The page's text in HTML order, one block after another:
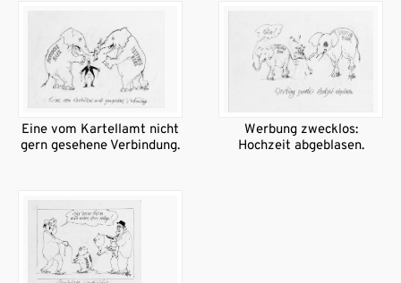
Eine vom Kartellamt nicht
gern gesehene Verbindung.
Werbung zwecklos:
Hochzeit abgeblasen.